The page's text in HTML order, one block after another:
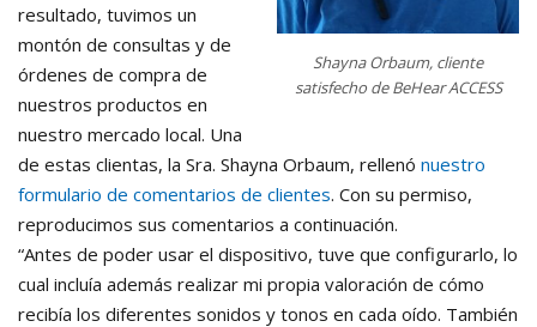
Shayna Orbaum, cliente
satisfecho de BeHear ACCESS
resultado, tuvimos un
montón de consultas y de
órdenes de compra de
nuestros productos en
nuestro mercado local. Una
de estas clientas, la Sra. Shayna Orbaum, rellenó nuestro
formulario de comentarios de clientes. Con su permiso,
reproducimos sus comentarios a continuación.
“Antes de poder usar el dispositivo, tuve que configurarlo, lo
cual incluía además realizar mi propia valoración de cómo
recibía los diferentes sonidos y tonos en cada oído. También